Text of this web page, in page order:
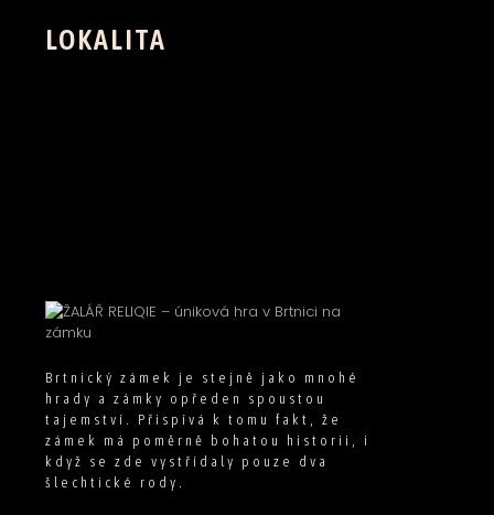
LOKALITA
Brtnický zámek je stejně jako mnohé
hrady a zámky opředen spoustou
tajemství. Přispívá k tomu fakt, že
zámek má poměrně bohatou historii, i
když se zde vystřídaly pouze dva
šlechtické rody.